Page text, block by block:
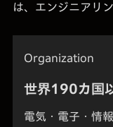
は、エンジニアリ
Organization
世界190カ国
電気・電子・情